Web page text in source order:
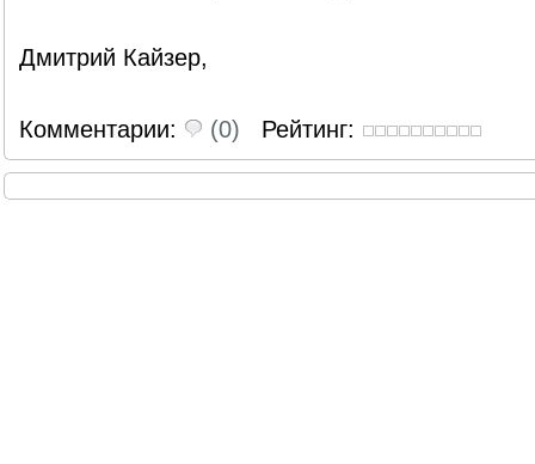
Дмитрий Кайзер,
Комментарии: (0) Рейтинг: